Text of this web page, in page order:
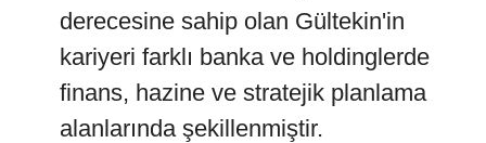
derecesine sahip olan Gültekin'in
kariyeri farklı banka ve holdinglerde
finans, hazine ve stratejik planlama
alanlarında şekillenmiştir.